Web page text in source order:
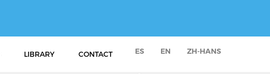
LIBRARY CONTACT ES EN ZH-HANS